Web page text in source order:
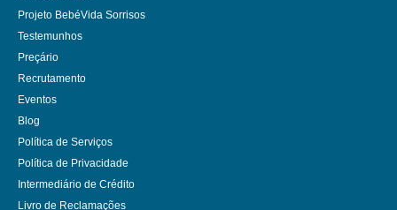
Projeto BebéVida Sorrisos
Testemunhos
Preçário
Recrutamento
Eventos
Blog
Política de Serviços
Política de Privacidade
Intermediário de Crédito
Livro de Reclamações